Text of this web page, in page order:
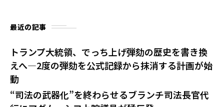
最近の記事
トランプ大統領、でっち上げ弾劾の歴史を書き換
えへ—2度の弾劾を公式記録から抹消する計画が始
動
“司法の武器化”を終わらせるブランチ司法長官代